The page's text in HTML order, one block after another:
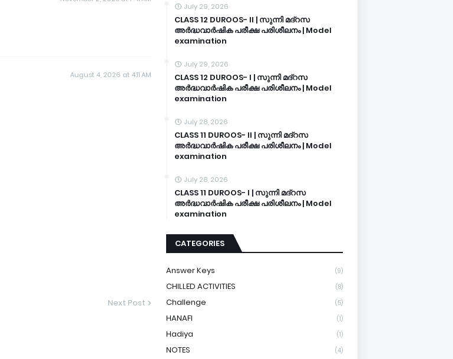
August 4, 2026 at 4:11 AM
Next Post
July 29, 2026
CLASS 12 DUROOS- II | സുന്നി മദ്റസ
അർദ്ധവാർഷിക പരീക്ഷ പരിശീലനം | Model
examination
July 29, 2026
CLASS 12 DUROOS- I | സുന്നി മദ്റസ
അർദ്ധവാർഷിക പരീക്ഷ പരിശീലനം | Model
examination
July 28, 2026
CLASS 11 DUROOS- II | സുന്നി മദ്റസ
അർദ്ധവാർഷിക പരീക്ഷ പരിശീലനം | Model
examination
July 28, 2026
CLASS 11 DUROOS- I | സുന്നി മദ്റസ
അർദ്ധവാർഷിക പരീക്ഷ പരിശീലനം | Model
examination
CATEGORIES
Answer Keys (9)
CHILLED ACTIVITIES (8)
Challenge (5)
HANAFI (1)
Hadiya (1)
NOTES (4)